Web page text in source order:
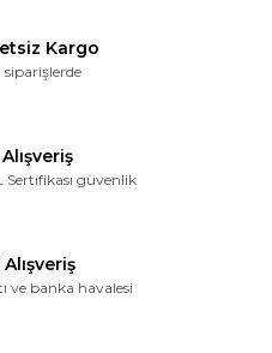
Kargo
Sertifikası güvenlik
ve banka havalesi